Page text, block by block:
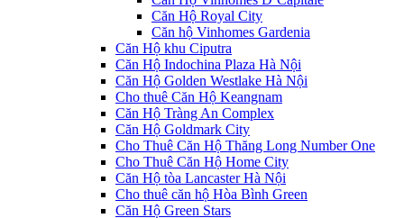
Căn Hộ Royal City
Căn hộ Vinhomes Gardenia
Căn Hộ khu Ciputra
Căn Hộ Indochina Plaza Hà Nội
Căn Hộ Golden Westlake Hà Nội
Cho thuê Căn Hộ Keangnam
Căn Hộ Tràng An Complex
Căn Hộ Goldmark City
Cho Thuê Căn Hộ Thăng Long Number One
Cho Thuê Căn Hộ Home City
Căn Hộ tòa Lancaster Hà Nội
Cho thuê căn hộ Hòa Bình Green
Căn Hộ Green Stars